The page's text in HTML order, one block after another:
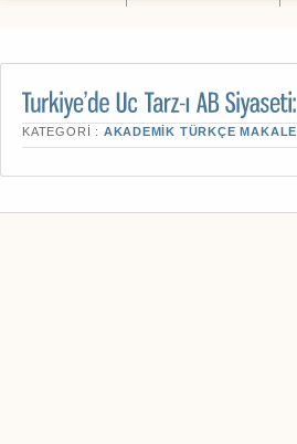
KATEGORI : AKADEMIK TÜRKÇE MAKALE